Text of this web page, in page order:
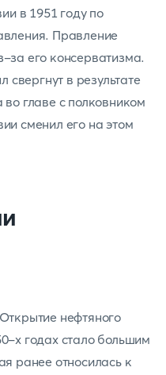
в 1951 году по
Правление
за его консерватизма.
в результате
во главе с полковником
сменил его на этом
нефтяного
х годах стало большим
ранее относилась к